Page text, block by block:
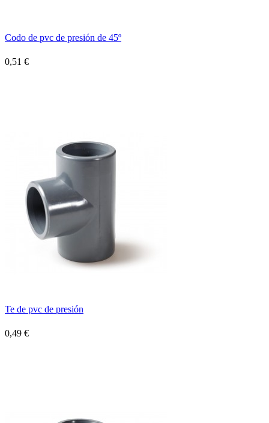
Codo de pvc de presión de 45º
0,51 €
Te de pvc de presión
0,49 €